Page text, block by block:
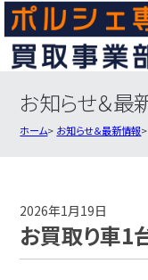
3ステップのカンタン
ポルシェ買取実績
お知らせ＆最
ホーム お知らせ＆最新情報
2026年1月19日
お買取り車1